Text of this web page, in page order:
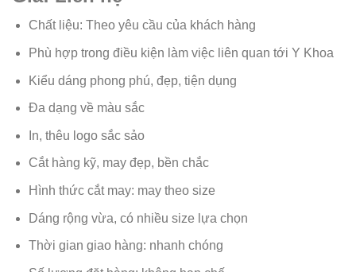
Chất liệu: Theo yêu cầu của khách hàng
Phù hợp trong điều kiện làm việc liên quan tới Y Khoa
Kiểu dáng phong phú, đẹp, tiện dụng
Đa dạng về màu sắc
In, thêu logo sắc sảo
Cắt hàng kỹ, may đẹp, bền chắc
Hình thức cắt may: may theo size
Dáng rộng vừa, có nhiều size lựa chọn
Thời gian giao hàng: nhanh chóng